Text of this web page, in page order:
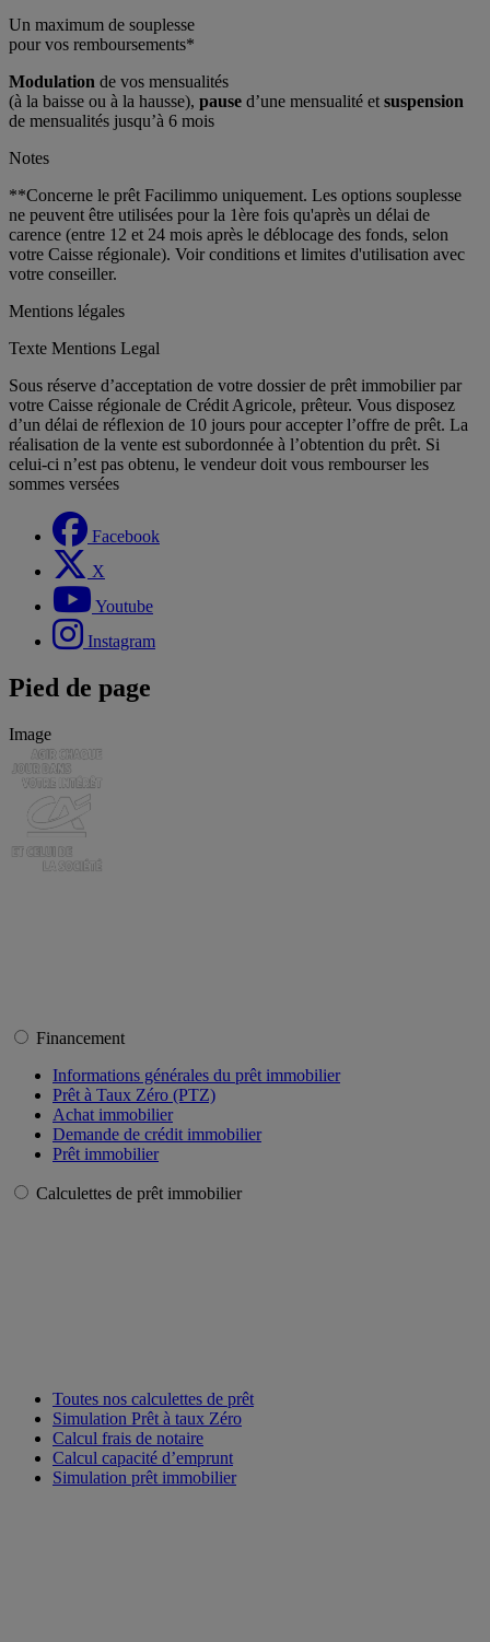
Un maximum de souplesse
pour vos remboursements*
Modulation de vos mensualités
(à la baisse ou à la hausse), pause d’une mensualité et suspension
de mensualités jusqu’à 6 mois
Notes
**Concerne le prêt Facilimmo uniquement. Les options souplesse
ne peuvent être utilisées pour la 1ère fois qu'après un délai de
carence (entre 12 et 24 mois après le déblocage des fonds, selon
votre Caisse régionale). Voir conditions et limites d'utilisation avec
votre conseiller.
Mentions légales
Texte Mentions Legal
Sous réserve d’acceptation de votre dossier de prêt immobilier par
votre Caisse régionale de Crédit Agricole, prêteur. Vous disposez
d’un délai de réflexion de 10 jours pour accepter l’offre de prêt. La
réalisation de la vente est subordonnée à l’obtention du prêt. Si
celui-ci n’est pas obtenu, le vendeur doit vous rembourser les
sommes versées
Facebook
X
Youtube
Instagram
Pied de page
Image
Financement
Informations générales du prêt immobilier
Prêt à Taux Zéro (PTZ)
Achat immobilier
Demande de crédit immobilier
Prêt immobilier
Calculettes de prêt immobilier
Toutes nos calculettes de prêt
Simulation Prêt à taux Zéro
Calcul frais de notaire
Calcul capacité d’emprunt
Simulation prêt immobilier